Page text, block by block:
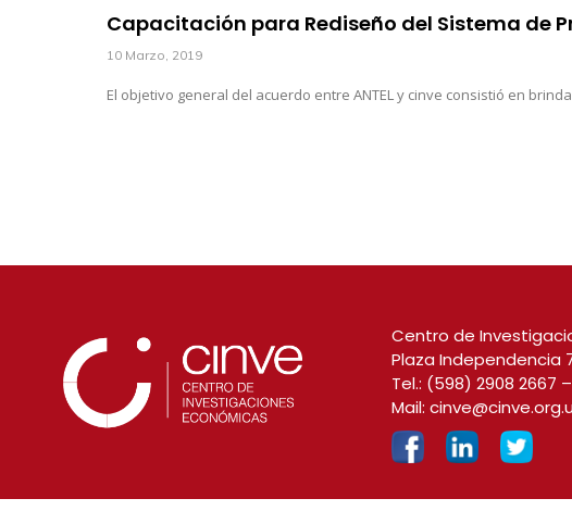
Capacitación para Rediseño del Sistema de
10 Marzo, 2019
El objetivo general del acuerdo entre ANTEL y cinve consistió en
Centro de
Plaza Independencia
Tel.: (598) 2908 2667 –
Mail: